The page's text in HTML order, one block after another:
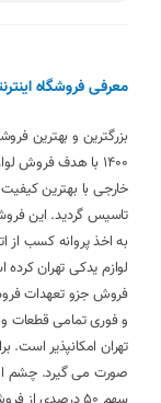
معرفی فروشگاه
بزرگترین و بهترین
1400 با هدف فروش
خارجی با بهترین
تاسیس گردید. این
به اخذ پروانه کسب از
لوازم یدکی تهران
فروش جزو تعهدات
تهران امکانپذیر است.